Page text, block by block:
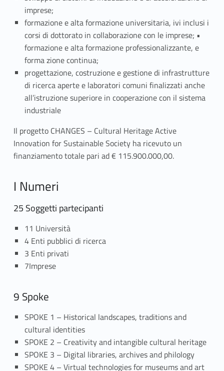
e
t
e
I
n
n
o
v
a
i
o
n
f
imprese;
formazione e alta formazione universitaria, ivi inclusi i
corsi di dottorato in collaborazione con le imprese; •
formazione e alta formazione professionalizzante, e
forma zione continua;
progettazione, costruzione e gestione di infrastrutture
di ricerca aperte e laboratori comuni finalizzati anche
all’istruzione superiore in cooperazione con il sistema
industriale
Il progetto CHANGES – Cultural Heritage Active
Innovation for Sustainable Society ha ricevuto un
finanziamento totale pari ad € 115.900.000,00.
I Numeri
25 Soggetti partecipanti
11 Università
4 Enti pubblici di ricerca
3 Enti privati
7Imprese
9 Spoke
SPOKE 1 – Historical landscapes, traditions and
cultural identities
SPOKE 2 – Creativity and intangible cultural heritage
SPOKE 3 – Digital libraries, archives and philology
SPOKE 4 – Virtual technologies for museums and art